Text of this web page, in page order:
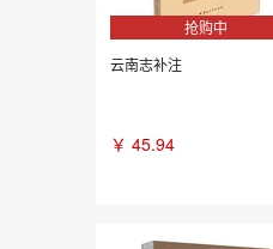
抢购中
云南志补注
￥ 45.94